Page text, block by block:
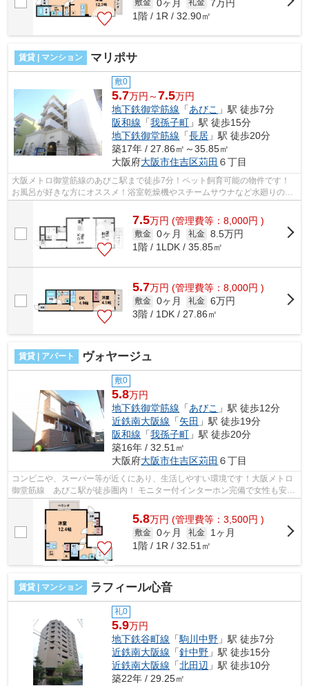
敷金 0ヶ月 礼金 7万円
1階 / 1R / 32.90㎡
賃貸 | マンション マリポサ
敷0
5.7万円～7.5万円
地下鉄御堂筋線 「あびこ 」駅 徒歩7分
阪和線 「我孫子町 」駅 徒歩15分
地下鉄御堂筋線 「長居 」駅 徒歩20分
築17年 / 27.86㎡～35.85㎡
大阪府大阪市住吉区苅田 ６丁目
大阪メトロ御堂筋線のあびこ駅まで徒歩7分！ペット飼育可能の物件です！
お風呂が好きな方にオススメ！浴室乾燥機やスチームサウナなど水廻りの設
備が充実！ ■□■□■□■□■□■□■□■□■□■□■□...
7.5万円 (管理費等：8,000円 )
敷金 0ヶ月 礼金 8.5万円
1階 / 1LDK / 35.85㎡
5.7万円 (管理費等：8,000円 )
敷金 0ヶ月 礼金 6万円
3階 / 1DK / 27.86㎡
賃貸 | アパート ヴォヤージュ
敷0
5.8万円
地下鉄御堂筋線 「あびこ 」駅 徒歩12分
近鉄南大阪線 「矢田 」駅 徒歩19分
阪和線 「我孫子町 」駅 徒歩20分
築16年 / 32.51㎡
大阪府大阪市住吉区苅田 ６丁目
コンビニや、スーパー等が近くにあり、生活しやすい環境です！大阪メトロ
御堂筋線 あびこ駅が徒歩圏内！ モニター付インターホン完備で女性も安
心！システムキッチンや、浴室乾燥機...
5.8万円 (管理費等：3,500円 )
敷金 0ヶ月 礼金
1ヶ月
1階 / 1R / 32.51㎡
賃貸 | マンション ラフィール心音
礼0
5.9万円
地下鉄谷町線 「駒川中野 」駅 徒歩7分
近鉄南大阪線 「針中野 」駅 徒歩15分
近鉄南大阪線 「北田辺 」駅 徒歩10分
築22年 / 29.25㎡